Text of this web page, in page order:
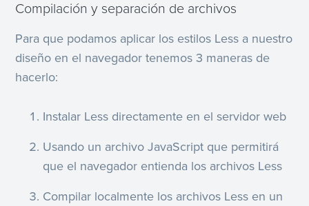
Compilación y separación de archivos
Para que podamos aplicar los estilos Less a nuestro
diseño en el navegador tenemos 3 maneras de
hacerlo:
Instalar Less directamente en el servidor web
Usando un archivo JavaScript que permitirá
que el navegador entienda los archivos Less
Compilar localmente los archivos Less en un